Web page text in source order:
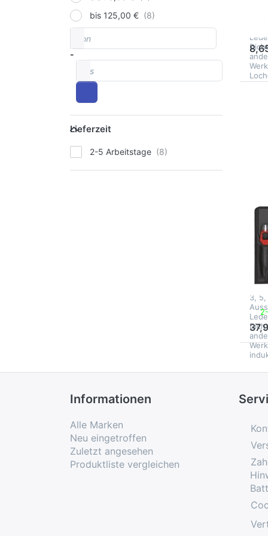
bis 125,00 €
Preisspanne
-
Lieferzeit
Lieferzeit
2-5 Arbeitstage
3, 5,
Informationen
Alle Marken
Neu eingetroffen
Zuletzt angesehen
Produktliste vergleichen